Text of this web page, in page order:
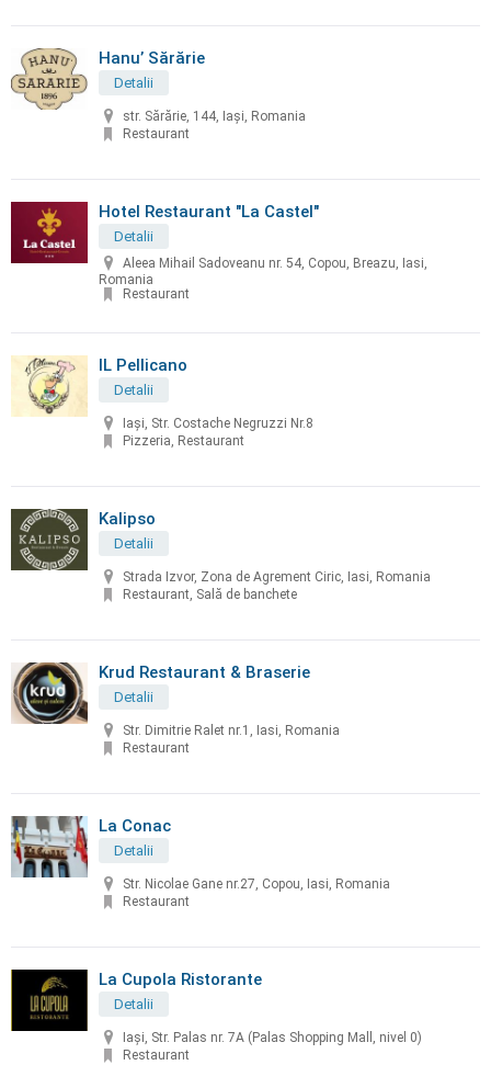
Hanu’ Sărărie
Detalii
str. Sărărie, 144, Iași, Romania
Restaurant
Hotel Restaurant "La Castel"
Detalii
Aleea Mihail Sadoveanu nr. 54, Copou, Breazu, Iasi,
Romania
Restaurant
IL Pellicano
Detalii
Iași, Str. Costache Negruzzi Nr.8
Pizzeria, Restaurant
Kalipso
Detalii
Strada Izvor, Zona de Agrement Ciric, Iasi, Romania
Restaurant, Sală de banchete
Krud Restaurant & Braserie
Detalii
Str. Dimitrie Ralet nr.1, Iasi, Romania
Restaurant
La Conac
Detalii
Str. Nicolae Gane nr.27, Copou, Iasi, Romania
Restaurant
La Cupola Ristorante
Detalii
Iași, Str. Palas nr. 7A (Palas Shopping Mall, nivel 0)
Restaurant